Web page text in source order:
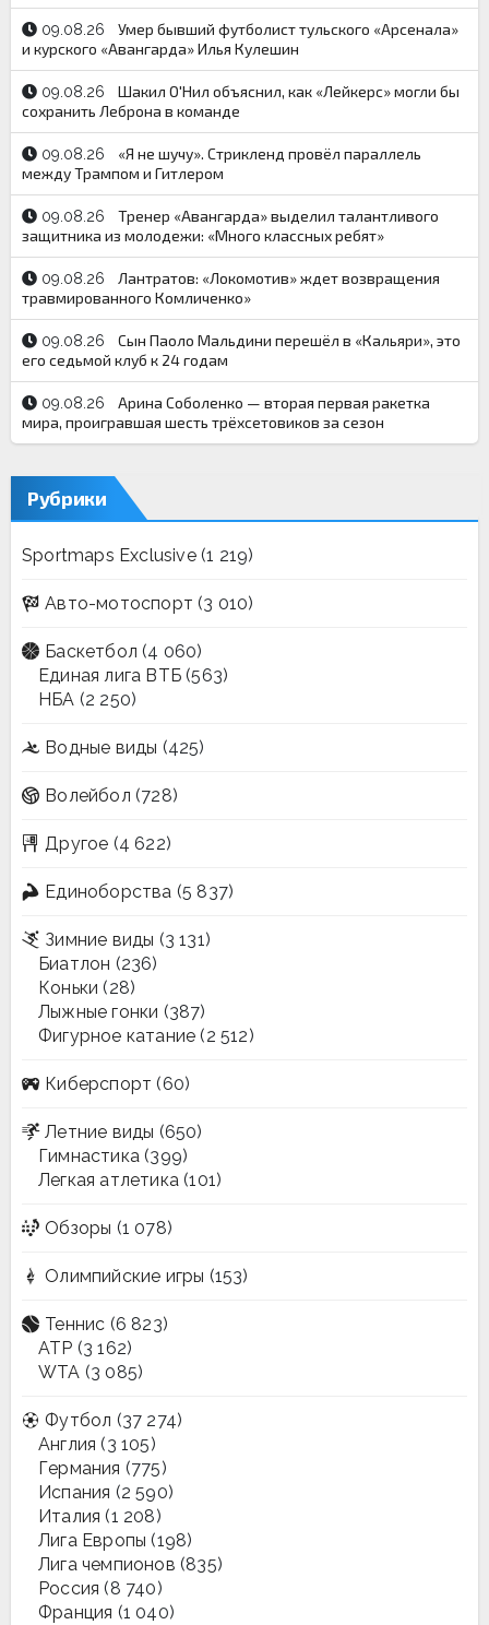
09.08.26
Умер бывший футболист тульского «Арсенала»
и курского «Авангарда» Илья Кулешин
09.08.26
Шакил О'Нил объяснил, как «Лейкерс» могли бы
сохранить Леброна в команде
09.08.26
«Я не шучу». Стрикленд провёл параллель
между Трампом и Гитлером
09.08.26
Тренер «Авангарда» выделил талантливого
защитника из молодежи: «Много классных ребят»
09.08.26
Лантратов: «Локомотив» ждет возвращения
травмированного Комличенко»
09.08.26
Сын Паоло Мальдини перешёл в «Кальяри», это
его седьмой клуб к 24 годам
09.08.26
Арина Соболенко — вторая первая ракетка
мира, проигравшая шесть трёхсетовиков за сезон
Рубрики
Sportmaps Exclusive(1 219)
Авто-мотоспорт (3 010)
Баскетбол (4 060)
Единая лига ВТБ (563)
НБА (2 250)
Водные виды (425)
Волейбол (728)
Другое (4 622)
Единоборства (5 837)
Зимние виды (3 131)
Биатлон (236)
Коньки (28)
Лыжные гонки (387)
Фигурное катание (2 512)
Киберспорт (60)
Летние виды (650)
Гимнастика (399)
Легкая атлетика (101)
Обзоры (1 078)
Олимпийские игры (153)
Теннис (6 823)
ATP (3 162)
WTA (3 085)
Футбол (37 274)
Англия (3 105)
Германия (775)
Испания (2 590)
Италия (1 208)
Лига Европы (198)
Лига чемпионов (835)
Россия (8 740)
Франция (1 040)